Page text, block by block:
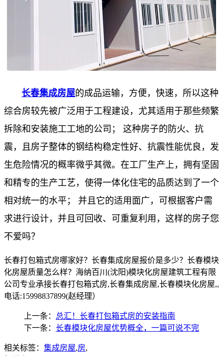
长春集成房屋的成品运输，方便，快速，所以这种
综合房较先被广泛用于工程建设，尤其适用于那些频繁
拆除和安装施工工地的公司； 这种房子的防火、抗
震，且房子整体的钢结构稳定性好、抗震性能优良，发
生危险情况的概率微乎其微。在工厂生产上，拥有坚固
和精专的生产工艺，使得一体化住宅的品质达到了一个
相对统一的水平； 并且它的适用面广，可根据客户需
求进行设计，并且可回收、可重复利用，这样的房子您
不爱吗？
长春打包箱式房哪家好？长春集成房屋报价是多少？长春模块
化房屋质量怎么样？海纳百川(沈阳)模块化房屋建筑工程有限
公司专业承接长春打包箱式房,长春集成房屋,长春模块化房屋,,
电话:15998837899(赵经理）
上一条： 总汇！长春打包箱式房的安装指南
下一条： 长春模块化房屋优势概全，一篇可说不完
相关标签： 集成房屋,房,